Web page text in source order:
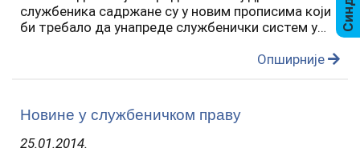
службеника садржане су у новим прописима који
би требало да унапреде службенички систем у
свих државних службеника и доследномОпширније
Новине у службеничком праву
25.01.2014.